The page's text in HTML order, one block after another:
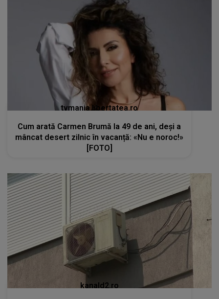
tvmania.libertatea.ro
Cum arată Carmen Brumă la 49 de ani, deși a
mâncat desert zilnic în vacanță: «Nu e noroc!»
[FOTO]
kanald2.ro